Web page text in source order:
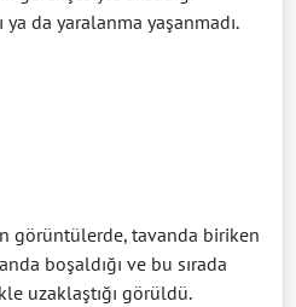
da yaralanma yaşanmadı.
görüntülerde, tavanda biriken
boşaldığı ve bu sırada
uzaklaştığı görüldü.